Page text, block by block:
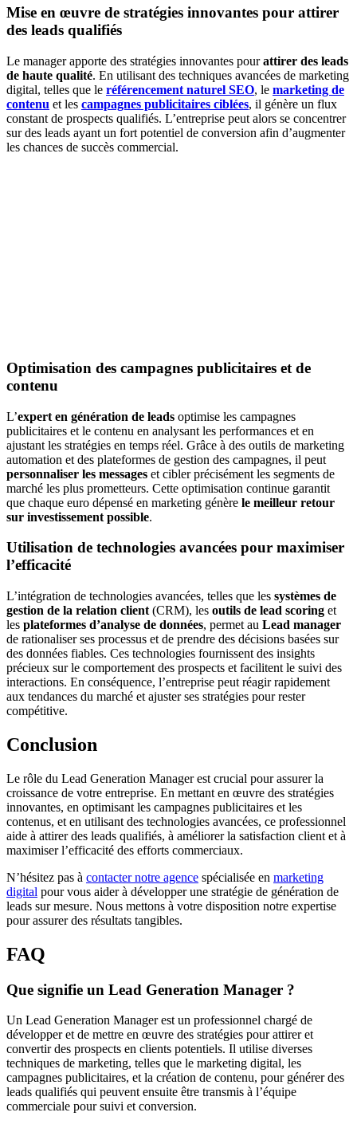
Mise en œuvre de stratégies innovantes pour attirer
des leads qualifiés
Le manager apporte des stratégies innovantes pourattirer des leads
de haute qualité. En utilisant des techniques avancées de marketing
digital, telles que le référencement naturel SEO, le marketing de
contenu et les campagnes publicitaires ciblées, il génère un flux
constant de prospects qualifiés. L’entreprise peut alors se concentrer
sur des leads ayant un fort potentiel de conversion afin d’augmenter
les chances de succès commercial.
Optimisation des campagnes publicitaires et de
contenu
L’expert en génération de leads optimise les campagnes
publicitaires et le contenu en analysant les performances et en
ajustant les stratégies en temps réel. Grâce à des outils de marketing
automation et des plateformes de gestion des campagnes, il peut
personnaliser les messages et cibler précisément les segments de
marché les plus prometteurs. Cette optimisation continue garantit
que chaque euro dépensé en marketing génère le meilleur retour
sur investissement possible.
Utilisation de technologies avancées pour maximiser
l’efficacité
L’intégration de technologies avancées, telles que les systèmes de
gestion de la relation client (CRM), les outils de lead scoring et
les plateformes d’analyse de données, permet au Lead manager
de rationaliser ses processus et de prendre des décisions basées sur
des données fiables. Ces technologies fournissent des insights
précieux sur le comportement des prospects et facilitent le suivi des
interactions. En conséquence, l’entreprise peut réagir rapidement
aux tendances du marché et ajuster ses stratégies pour rester
compétitive.
Conclusion
Le rôle du Lead Generation Manager est crucial pour assurer la
croissance de votre entreprise. En mettant en œuvre des stratégies
innovantes, en optimisant les campagnes publicitaires et les
contenus, et en utilisant des technologies avancées, ce professionnel
aide à attirer des leads qualifiés, à améliorer la satisfaction client et à
maximiser l’efficacité des efforts commerciaux.
N’hésitez pas à contacter notre agence spécialisée en marketing
digital pour vous aider à développer une stratégie de génération de
leads sur mesure. Nous mettons à votre disposition notre expertise
pour assurer des résultats tangibles.
FAQ
Que signifie un Lead Generation Manager ?
Un Lead Generation Manager est un professionnel chargé de
développer et de mettre en œuvre des stratégies pour attirer et
convertir des prospects en clients potentiels. Il utilise diverses
techniques de marketing, telles que le marketing digital, les
campagnes publicitaires, et la création de contenu, pour générer des
leads qualifiés qui peuvent ensuite être transmis à l’équipe
commerciale pour suivi et conversion.